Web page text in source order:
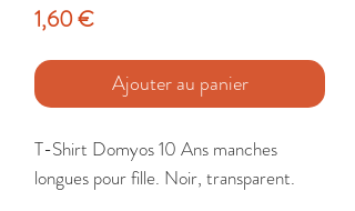
1,60 €Prix
Ajouter au panier
T-Shirt Domyos 10 Ans manches
longues pour fille. Noir, transparent.